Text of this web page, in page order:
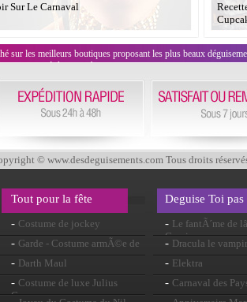
Sur Le Carnaval
sur les meilleurs boutiques proposant les plus beaux
évènement !
© www.desdeguisements.com Tous droits
Tout pour la fête
- Costume de jockey
- Garde - Costume armÃ©e de
papa
- Darth Maul
- Costume de luxe Julius
Caesar
Deguise Toi pas
- Le fantÃ´me de
Garnier
- Dracula le
- Elektra
- Carnaval des